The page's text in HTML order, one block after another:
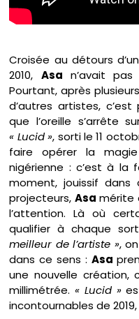
Croisée au détours
2010, Asa n’avait pas
Pourtant, après
d’autres artistes,
que l’oreille s’arrête
« Lucid », sorti le 11
faire opérer la
nigérienne : c’est à la
moment, jouissif dans
projecteurs, Asa mérite
l’attention. Là où
qualifier à chaque
meilleur de l’artiste »,
dans ce sens : Asa
une nouvelle
millimétrée.« Lucid »
incontournables de